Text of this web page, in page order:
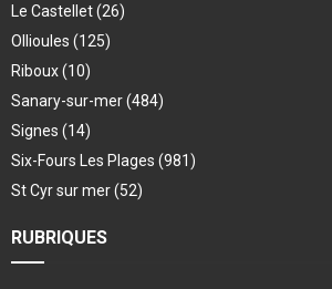
Le Castellet(26)
Ollioules (125)
Riboux(10)
Sanary-sur-mer(484)
Signes (14)
Six-Fours Les Plages (981)
St Cyr sur mer(52)
RUBRIQUES